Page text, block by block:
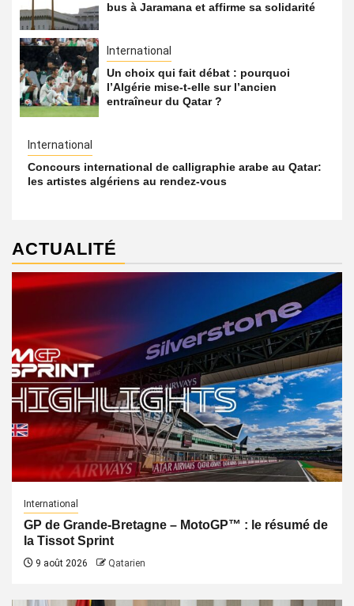
bus à Jaramana et affirme sa solidarité
International
Un choix qui fait débat : pourquoi
l’Algérie mise-t-elle sur l’ancien
entraîneur du Qatar ?
International
Concours international de calligraphie arabe au Qatar:
les artistes algériens au rendez-vous
ACTUALITÉ
International
GP de Grande-Bretagne – MotoGP™ : le résumé de
la Tissot Sprint
9 août 2026 Qatarien